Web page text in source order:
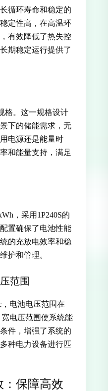
循环寿命和稳定的
定性高，在高温环
有效降低了热失控
期稳定运行提供了
格。这一规格设计
下的储能需求，无
电源还是能量时
和能量支持，满足
，采用1P240S的
置确保了电池性能
的充放电效率和稳
护和管理。
范围
电池电压范围在
宽电压范围使系统能
件，增强了系统的
种电力设备进行匹
：保障高效